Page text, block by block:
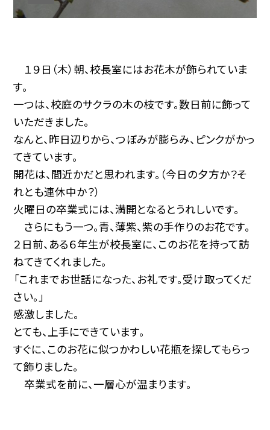
１９日（木）朝、校長室にはお花木が飾られていま
す。
一つは、校庭のサクラの木の枝です。数日前に飾って
いただきました。
なんと、昨日辺りから、つぼみが膨らみ、ピンクがかっ
てきています。
開花は、間近かだと思われます。（今日の夕方か？そ
れとも連休中か？）
火曜日の卒業式には、満開となるとうれしいです。
さらにもう一つ。青、薄紫、紫の手作りのお花です。
２日前、ある６年生が校長室に、このお花を持って訪
ねてきてくれました。
「これまでお世話になった、お礼です。受け取ってくだ
さい。」
感激しました。
とても、上手にできています。
すぐに、このお花に似つかわしい花瓶を探してもらっ
て飾りました。
卒業式を前に、一層心が温まります。